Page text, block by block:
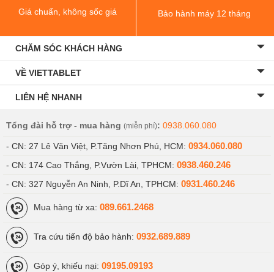
Giá chuẩn, không sốc giá Bảo hành máy 12 tháng
CHĂM SÓC KHÁCH HÀNG
VỀ VIETTABLET
LIÊN HỆ NHANH
Tổng đài hỗ trợ - mua hàng (miễn phí): 0938.060.080
- CN: 27 Lê Văn Việt, P.Tăng Nhơn Phú, HCM: 0934.060.080
- CN: 174 Cao Thắng, P.Vườn Lài, TPHCM: 0938.460.246
- CN: 327 Nguyễn An Ninh, P.Dĩ An, TPHCM: 0931.460.246
Mua hàng từ xa: 089.661.2468
Tra cứu tiến độ bảo hành: 0932.689.889
Góp ý, khiếu nại: 09195.09193